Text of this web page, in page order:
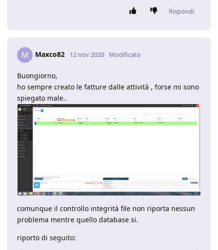
Rispondi
M Maxco82 12 nov 2020 Modificato
Buongiorno,
ho sempre creato le fatture dalle attività , forse mi sono
spiegato male..
comunque il controllo integrità file non riporta nessun
problema mentre quello database si.
riporto di seguito: